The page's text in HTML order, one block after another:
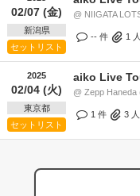
02/07 (金)
新潟県
セットリスト
@ NIIGATA
-- 件 1 人
2025
02/04 (火)
東京都
セットリスト
aiko Live
@ Zepp
1 件 3 人